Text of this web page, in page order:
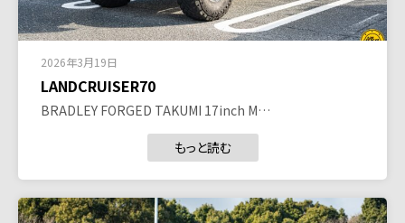
2026年3月19日
LANDCRUISER70
BRADLEY FORGED TAKUMI 17inch M…
もっと読む